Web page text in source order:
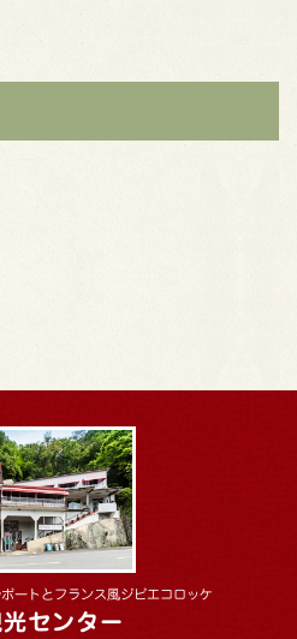
ートとフランス風ジビエコロッケ
センター